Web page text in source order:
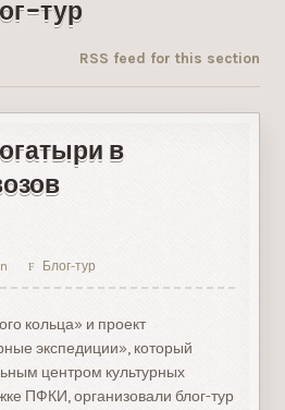
тур
RSS feed for this section
в
Блог-тур
кольца» и проект
экспедиции», который
центром культурных
ПФКИ, организовали блог-тур